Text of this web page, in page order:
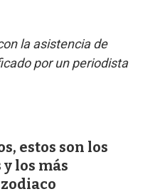
la asistencia de
por un periodista
estos son los
los más